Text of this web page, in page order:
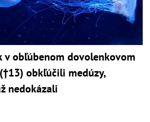
obľúbenom dovolenkovom
obkľúčili medúzy,
nedokázali